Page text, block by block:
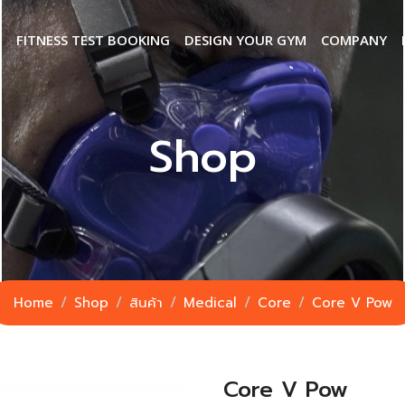
FITNESS TEST BOOKING DESIGN YOUR GYM COMPANY
Shop
Home Shop สินค้า Medical Core Core V Pow
Core V Pow